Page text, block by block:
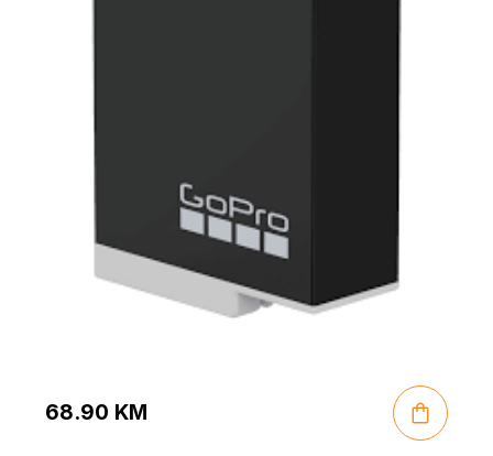
68.90 KM